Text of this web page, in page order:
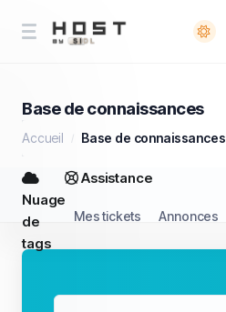
Base de connaissances
Accueil Base de connaissances
Nuage
de
tags
Assistance
Mes tickets Annonces